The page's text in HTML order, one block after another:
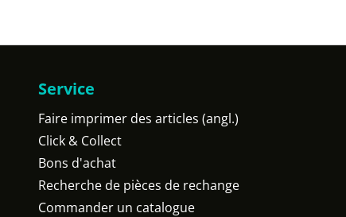
Service
Faire imprimer des articles (angl.)
Click & Collect
Bons d'achat
Recherche de pièces de rechange
Commander un catalogue